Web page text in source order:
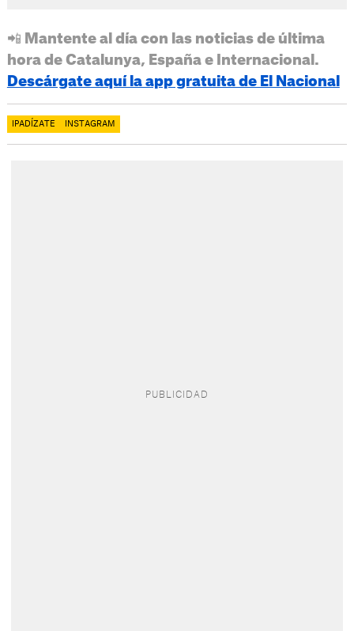
📲 Mantente al día con las noticias de última
hora de Catalunya, España e Internacional.
Descárgate aquí la app gratuita de El Nacional
IPADÍZATE INSTAGRAM